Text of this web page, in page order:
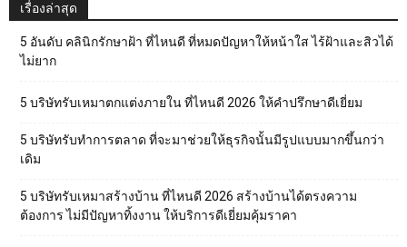
เรื่องล่าสุด
5 อันดับ คลินิกรักษาฝ้า ที่ไหนดี ที่หมดปัญหาให้หน้าใส ไร้ฝ้าและสิวได้
ไม่ยาก
5 บริษัทรับเหมาตกแต่งภายใน ที่ไหนดี 2026 ให้คำปรึกษาดีเยี่ยม
5 บริษัทรับทำการตลาด ที่จะมาช่วยให้ธุรกิจนั้นมีรูปแบบมากขึ้นกว่า
เดิม
5 บริษัทรับเหมาสร้างบ้าน ที่ไหนดี 2026 สร้างบ้านได้ตรงความ
ต้องการ ไม่มีปัญหาทิ้งงาน ให้บริการดีเยี่ยมคุ้มราคา